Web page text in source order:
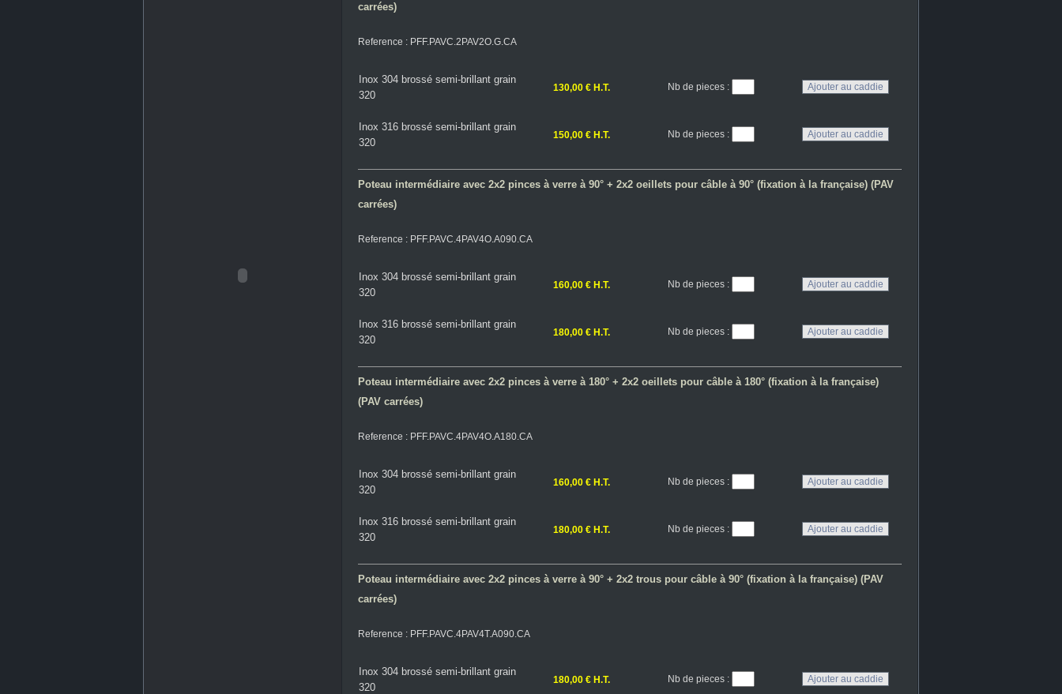
carrées)
Reference : PFF.PAVC.2PAV2O.G.CA
Inox 304 brossé semi-brillant grain
320
130,00 € H.T. Nb de pieces:
Inox 316 brossé semi-brillant grain
320
150,00 € H.T. Nb de pieces:
Poteau intermédiaire avec 2x2 pinces à verre à 90° + 2x2 oeillets pour câble à 90° (fixation à la française) (PAV
carrées)
Reference : PFF.PAVC.4PAV4O.A090.CA
Inox 304 brossé semi-brillant grain
320
160,00 € H.T. Nb de pieces:
Inox 316 brossé semi-brillant grain
320
180,00 € H.T. Nb de pieces:
Poteau intermédiaire avec 2x2 pinces à verre à 180° + 2x2 oeillets pour câble à 180° (fixation à la française)
(PAV carrées)
Reference : PFF.PAVC.4PAV4O.A180.CA
Inox 304 brossé semi-brillant grain
320
160,00 € H.T. Nb de pieces:
Inox 316 brossé semi-brillant grain
320
180,00 € H.T. Nb de pieces:
Poteau intermédiaire avec 2x2 pinces à verre à 90° + 2x2 trous pour câble à 90° (fixation à la française) (PAV
carrées)
Reference : PFF.PAVC.4PAV4T.A090.CA
Inox 304 brossé semi-brillant grain
320
180,00 € H.T. Nb de pieces: